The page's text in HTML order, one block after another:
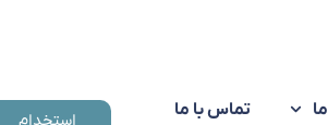
تماس با ما
استخدام